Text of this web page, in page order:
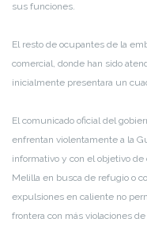
sus funciones.
El resto de ocupantes de la
comercial, donde han sido
inicialmente presentara un
El comunicado oficial del
enfrentan violentamente a la
informativo y con el objetivo
Melilla en busca de refugio o
expulsiones en caliente no
frontera con más violaciones